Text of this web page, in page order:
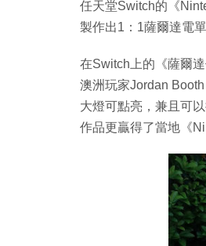
任天堂Switch的《
製作出1：1薩爾達電
在Switch上的《薩爾
澳洲玩家Jordan
大燈可點亮，兼且可
作品更贏得了當地《